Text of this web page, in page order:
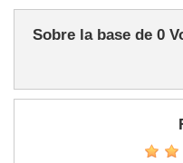
Sobre la base de 0